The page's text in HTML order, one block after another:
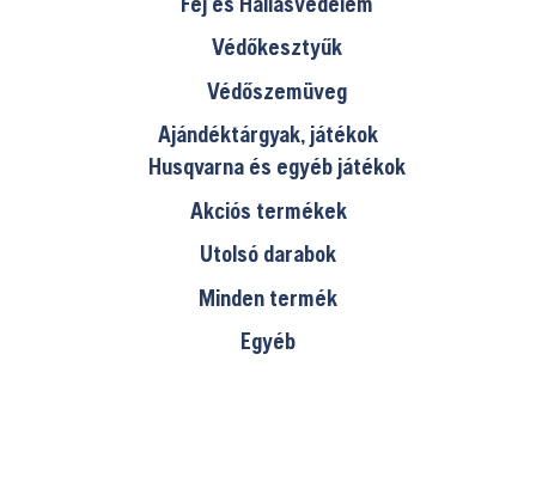
Védőkesztyűk
Védőszemüveg
Ajándéktárgyak, játékok
Husqvarna és egyéb játékok
Akciós termékek
Utolsó darabok
Minden termék
Egyéb